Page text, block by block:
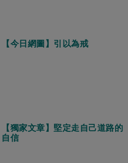
【今日網圖】引以為戒
【獨家文章】堅定走自己道路的
自信